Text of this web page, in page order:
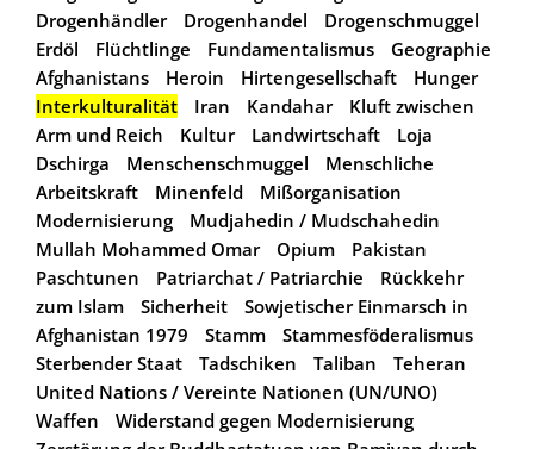
Drogenhändler
Drogenhandel
Drogenschmuggel
Erdöl
Flüchtlinge Fundamentalismus
Geographie
Afghanistans
Heroin Hirtengesellschaft
Hunger
Interkulturalität
Iran Kandahar
Kluft zwischen
Arm und Reich
Kultur Landwirtschaft
Loja
Dschirga
Menschenschmuggel
Menschliche
Arbeitskraft
Minenfeld
Mißorganisation
Modernisierung
Mudjahedin / Mudschahedin
Mullah Mohammed Omar
Opium
Pakistan
Paschtunen
Patriarchat / Patriarchie
Rückkehr
zum Islam
Sicherheit
Sowjetischer Einmarsch in
Afghanistan 1979
Stamm
Stammesföderalismus
Sterbender Staat
Tadschiken Taliban
Teheran
United Nations / Vereinte Nationen (UN/UNO)
Waffen
Widerstand gegen Modernisierung